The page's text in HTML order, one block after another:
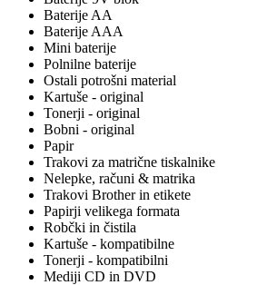
Baterije AA
Baterije AAA
Mini baterije
Polnilne baterije
Ostali potrošni material
Kartuše - original
Tonerji - original
Bobni - original
Papir
Trakovi za matrične tiskalnike
Nelepke, računi & matrika
Trakovi Brother in etikete
Papirji velikega formata
Robčki in čistila
Kartuše - kompatibilne
Tonerji - kompatibilni
Mediji CD in DVD